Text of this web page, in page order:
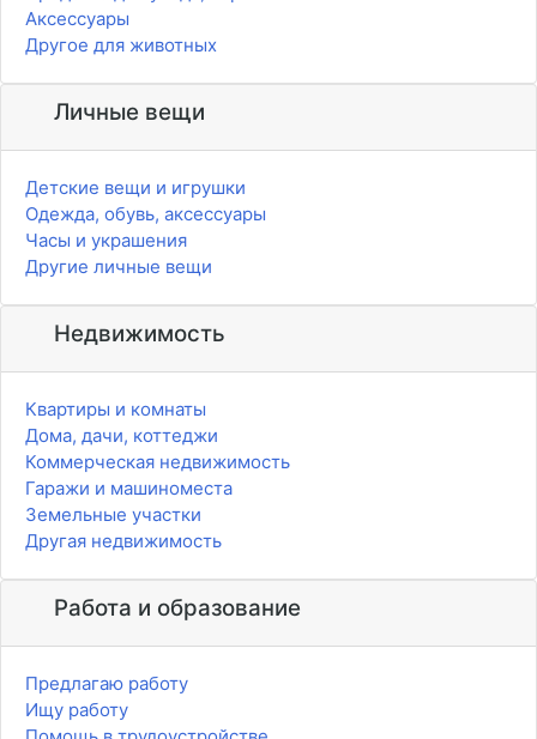
Аксессуары
Другое для животных
Личные вещи
Детские вещи и игрушки
Одежда, обувь, аксессуары
Часы и украшения
Другие личные вещи
Недвижимость
Квартиры и комнаты
Дома, дачи, коттеджи
Коммерческая недвижимость
Гаражи и машиноместа
Земельные участки
Другая недвижимость
Работа и образование
Предлагаю работу
Ищу работу